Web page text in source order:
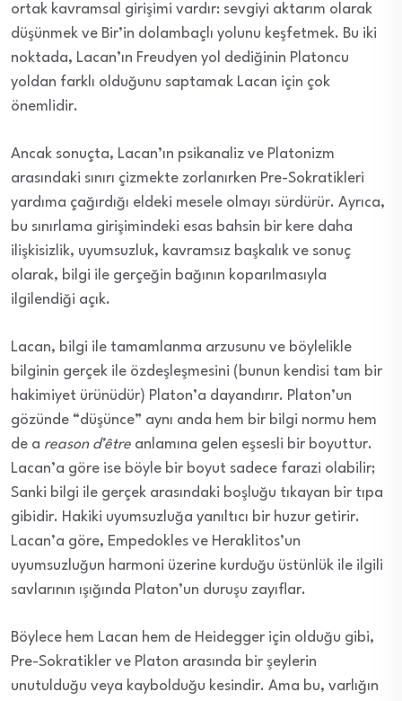
ortak kavramsal girişimi vardır: sevgiyi aktarım olarak
düşünmek ve Bir’in dolambaçlı yolunu keşfetmek. Bu iki
noktada, Lacan’ın Freudyen yol dediğinin Platoncu
yoldan farklı olduğunu saptamak Lacan için çok
önemlidir.
Ancak sonuçta, Lacan’ın psikanaliz ve Platonizm
arasındaki sınırı çizmekte zorlanırken Pre-Sokratikleri
yardıma çağırdığı eldeki mesele olmayı sürdürür. Ayrıca,
bu sınırlama girişimindeki esas bahsin bir kere daha
ilişkisizlik, uyumsuzluk, kavramsız başkalık ve sonuç
olarak, bilgi ile gerçeğin bağının koparılmasıyla
ilgilendiği açık.
Lacan, bilgi ile tamamlanma arzusunu ve böylelikle
bilginin gerçek ile özdeşleşmesini (bunun kendisi tam bir
hakimiyet ürünüdür) Platon’a dayandırır. Platon’un
gözünde “düşünce” aynı anda hem bir bilgi normu hem
de a reason d’être anlamına gelen eşsesli bir boyuttur.
Lacan’a göre ise böyle bir boyut sadece farazi olabilir;
Sanki bilgi ile gerçek arasındaki boşluğu tıkayan bir tıpa
gibidir. Hakiki uyumsuzluğa yanıltıcı bir huzur getirir.
Lacan’a göre, Empedokles ve Heraklitos’un
uyumsuzluğun harmoni üzerine kurduğu üstünlük ile ilgili
savlarının ışığında Platon’un duruşu zayıflar.
Böylece hem Lacan hem de Heidegger için olduğu gibi,
Pre-Sokratikler ve Platon arasında bir şeylerin
unutulduğu veya kaybolduğu kesindir. Ama bu, varlığın